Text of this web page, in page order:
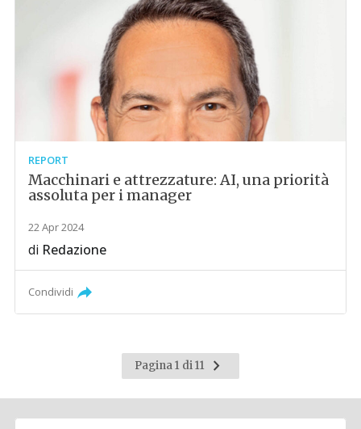
REPORT
Macchinari e attrezzature: AI, una priorità
assoluta per i manager
22 Apr 2024
di Redazione
Condividi
Pagina 1 di 11
Pagina
successiva